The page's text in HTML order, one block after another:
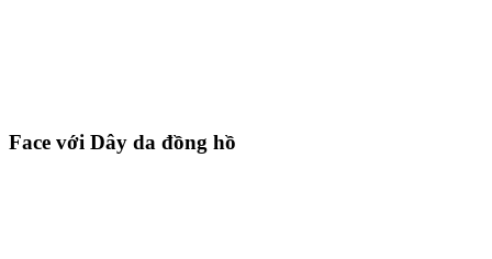
Face với Dây da đồng hồ